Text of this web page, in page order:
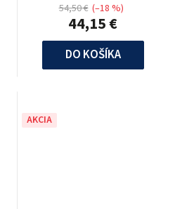
44,15 €
54,50 € (–18 %)
DO KOŠÍKA
AKCIA